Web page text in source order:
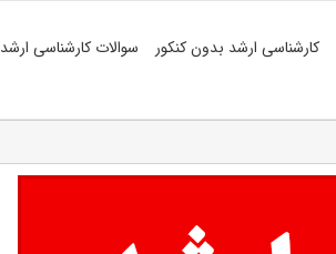
کارشناسی ارشد بدون کنکور سوالات کارشناسی ارشد